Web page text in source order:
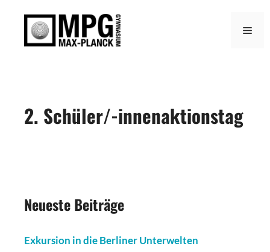
springen
2. Schüler/-innenaktionstag
Neueste Beiträge
Exkursion in die Berliner Unterwelten